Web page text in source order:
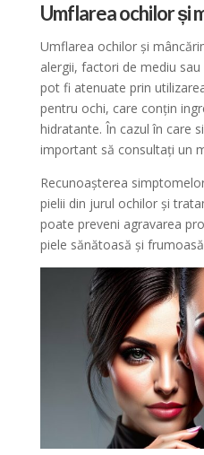
Umflarea ochilor și
Umflarea ochilor și
alergii, factori de mediu
pot fi atenuate prin
pentru ochi, care conțin
hidratante. În cazul în care
important să consultați un
Recunoașterea
pielii din jurul ochilor și
poate preveni agravarea
piele sănătoasă și